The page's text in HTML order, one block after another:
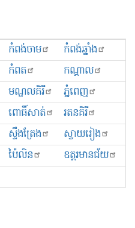
កំពង់ចាម
កំពង់ឆ្នាំង
កំពត
កណ្ដាល
មណ្ឌលគិរី
ភ្នំពេញ
ពោធិ៍សាត់
រតនគិរី
ស្ទឹងត្រែង
ស្វាយរៀង
ប៉ៃលិន
ឧត្ដរមានជ័យ